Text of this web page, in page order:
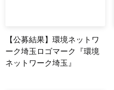
【公募結果】環境ネットワ
ーク埼玉ロゴマーク『環境
ネットワーク埼玉』